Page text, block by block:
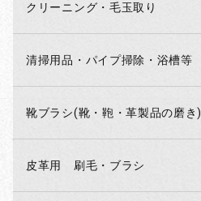
クリーニング・毛玉取り
清掃用品・パイプ掃除・浴槽等
靴ブラシ(靴・鞄・革製品の磨き)
皮革用 刷毛・ブラシ